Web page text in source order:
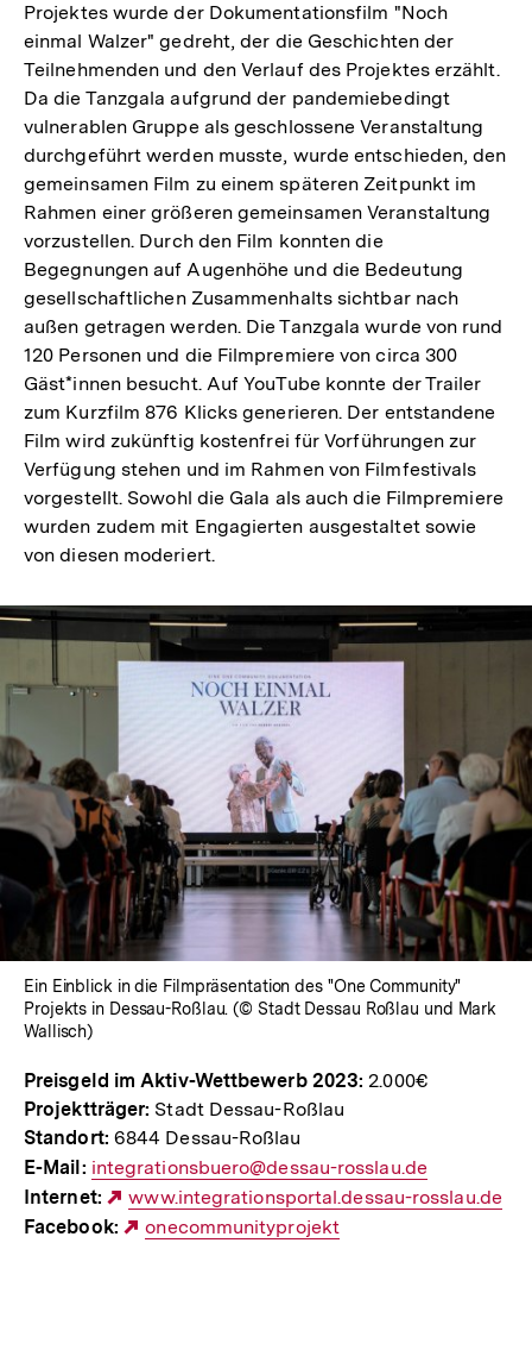
Projektes wurde der Dokumentationsfilm "Noch
einmal Walzer" gedreht, der die Geschichten der
Teilnehmenden und den Verlauf des Projektes erzählt.
Da die Tanzgala aufgrund der pandemiebedingt
vulnerablen Gruppe als geschlossene Veranstaltung
durchgeführt werden musste, wurde entschieden, den
gemeinsamen Film zu einem späteren Zeitpunkt im
Rahmen einer größeren gemeinsamen Veranstaltung
vorzustellen. Durch den Film konnten die
Begegnungen auf Augenhöhe und die Bedeutung
gesellschaftlichen Zusammenhalts sichtbar nach
außen getragen werden. Die Tanzgala wurde von rund
120 Personen und die Filmpremiere von circa 300
Gäst*innen besucht. Auf YouTube konnte der Trailer
zum Kurzfilm 876 Klicks generieren. Der entstandene
Film wird zukünftig kostenfrei für Vorführungen zur
Verfügung stehen und im Rahmen von Filmfestivals
vorgestellt. Sowohl die Gala als auch die Filmpremiere
wurden zudem mit Engagierten ausgestaltet sowie
von diesen moderiert.
In
Lightbox
öffnen
Ein Einblick in die Filmpräsentation des "One Community"
Projekts in Dessau-Roßlau. (© Stadt Dessau Roßlau und Mark
Wallisch)
Preisgeld im Aktiv-Wettbewerb 2023: 2.000€
Projektträger: Stadt Dessau-Roßlau
Standort: 6844 Dessau-Roßlau
E-Mail: E-
Mail
Link:
integrationsbuero@dessau-rosslau.de
Internet:
Externer
Link:
www.integrationsportal.dessau-rosslau.de
Facebook:
Externer
onecommunityprojekt